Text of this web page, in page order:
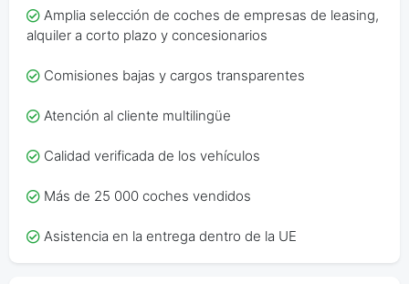
Amplia selección de coches de empresas de leasing,
alquiler a corto plazo y concesionarios
Comisiones bajas y cargos transparentes
Atención al cliente multilingüe
Calidad verificada de los vehículos
Más de 25 000 coches vendidos
Asistencia en la entrega dentro de la UE